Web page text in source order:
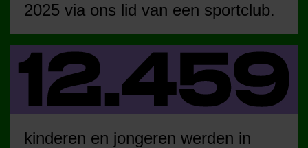
2025 via ons lid van een sportclub.
kinderen en jongeren werden in